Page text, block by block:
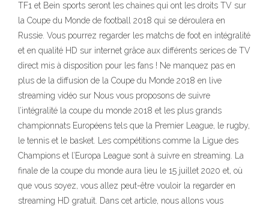
TF1 et Bein sports seront les chaines qui ont les droits TV sur
la Coupe du Monde de football 2018 qui se déroulera en
Russie. Vous pourrez regarder les matchs de foot en intégralité
et en qualité HD sur internet grâce aux différents serices de TV
direct mis à disposition pour les fans ! Ne manquez pas en
plus de la diffusion de la Coupe du Monde 2018 en live
streaming vidéo sur Nous vous proposons de suivre
l’intégralité la coupe du monde 2018 et les plus grands
championnats Européens tels que la Premier League, le rugby,
le tennis et le basket. Les compétitions comme la Ligue des
Champions et l’Europa League sont à suivre en streaming. La
finale de la coupe du monde aura lieu le 15 juillet 2020 et, où
que vous soyez, vous allez peut-être vouloir la regarder en
streaming HD gratuit. Dans cet article, nous allons vous